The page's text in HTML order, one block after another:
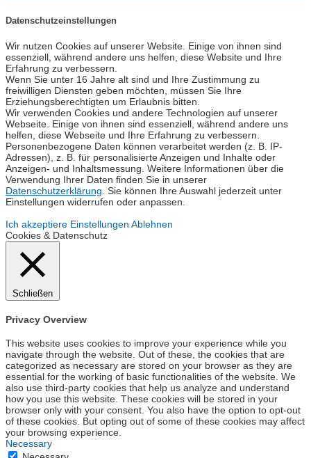
Datenschutzeinstellungen
Wir nutzen Cookies auf unserer Website. Einige von ihnen sind
essenziell, während andere uns helfen, diese Website und Ihre
Erfahrung zu verbessern.
Wenn Sie unter 16 Jahre alt sind und Ihre Zustimmung zu
freiwilligen Diensten geben möchten, müssen Sie Ihre
Erziehungsberechtigten um Erlaubnis bitten.
Wir verwenden Cookies und andere Technologien auf unserer
Webseite. Einige von ihnen sind essenziell, während andere uns
helfen, diese Webseite und Ihre Erfahrung zu verbessern.
Personenbezogene Daten können verarbeitet werden (z. B. IP-
Adressen), z. B. für personalisierte Anzeigen und Inhalte oder
Anzeigen- und Inhaltsmessung. Weitere Informationen über die
Verwendung Ihrer Daten finden Sie in unserer
Datenschutzerklärung. Sie können Ihre Auswahl jederzeit unter
Einstellungen widerrufen oder anpassen.
Ich akzeptiere Einstellungen Ablehnen
Cookies & Datenschutz
Schließen
Privacy Overview
This website uses cookies to improve your experience while you
navigate through the website. Out of these, the cookies that are
categorized as necessary are stored on your browser as they are
essential for the working of basic functionalities of the website. We
also use third-party cookies that help us analyze and understand
how you use this website. These cookies will be stored in your
browser only with your consent. You also have the option to opt-out
of these cookies. But opting out of some of these cookies may affect
your browsing experience.
Necessary